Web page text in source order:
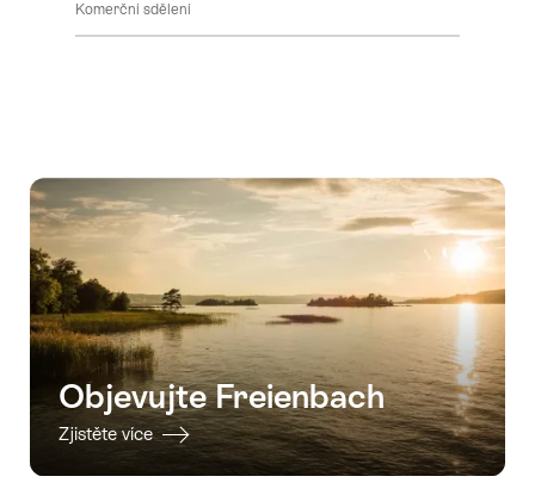
Komerční sdělení
Objevujte Freienbach
Zjistěte více